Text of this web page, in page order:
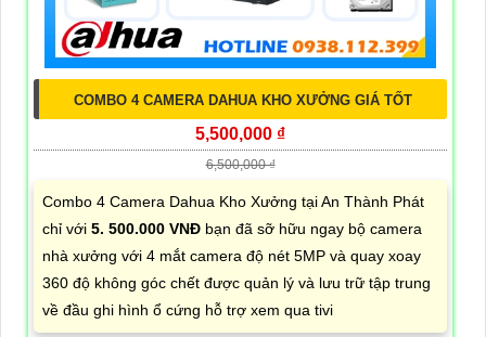
COMBO 4 CAMERA DAHUA KHO XƯỞNG GIÁ TỐT
5,500,000 ₫
6,500,000 ₫
Combo 4 Camera Dahua Kho Xưởng tại An Thành Phát
chỉ với 5. 500.000 VNĐ bạn đã sỡ hữu ngay bộ camera
nhà xưởng với 4 mắt camera độ nét 5MP và quay xoay
360 độ không góc chết được quản lý và lưu trữ tập trung
về đầu ghi hình ổ cứng hỗ trợ xem qua tivi